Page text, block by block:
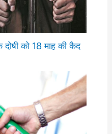
को 18 माह की कैद